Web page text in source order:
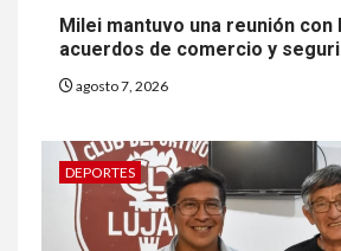
Milei mantuvo una reunión con
acuerdos de comercio y
agosto 7, 2026
DEPORTES